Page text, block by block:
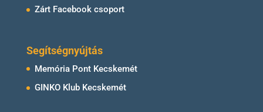
Zárt Facebook csoport
Segítségnyújtás
Memória Pont Kecskemét
GINKO Klub Kecskemét